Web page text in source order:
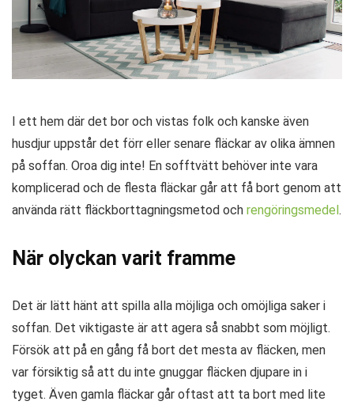
I ett hem där det bor och vistas folk och kanske även
husdjur uppstår det förr eller senare fläckar av olika ämnen
på soffan. Oroa dig inte! En sofftvätt behöver inte vara
komplicerad och de flesta fläckar går att få bort genom att
använda rätt fläckborttagningsmetod och rengöringsmedel.
När olyckan varit framme
Det är lätt hänt att spilla alla möjliga och omöjliga saker i
soffan. Det viktigaste är att agera så snabbt som möjligt.
Försök att på en gång få bort det mesta av fläcken, men
var försiktig så att du inte gnuggar fläcken djupare in i
tyget. Även gamla fläckar går oftast att ta bort med lite